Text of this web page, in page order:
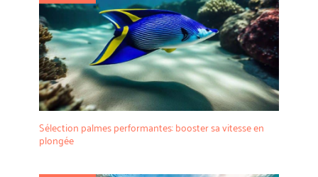
Sélection palmes performantes: booster sa vitesse en
plongée